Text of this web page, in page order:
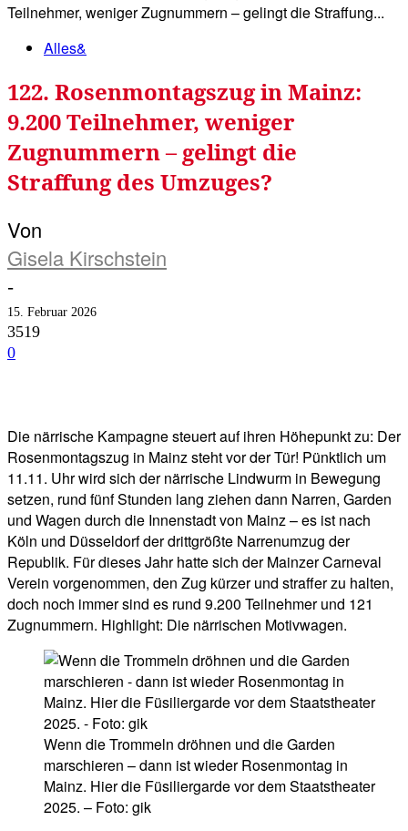
Teilnehmer, weniger Zugnummern – gelingt die Straffung...
Alles&
122. Rosenmontagszug in Mainz:
9.200 Teilnehmer, weniger
Zugnummern – gelingt die
Straffung des Umzuges?
Von
Gisela Kirschstein
-
15. Februar 2026
3519
0
Die närrische Kampagne steuert auf ihren Höhepunkt zu: Der
Rosenmontagszug in Mainz steht vor der Tür! Pünktlich um
11.11. Uhr wird sich der närrische Lindwurm in Bewegung
setzen, rund fünf Stunden lang ziehen dann Narren, Garden
und Wagen durch die Innenstadt von Mainz – es ist nach
Köln und Düsseldorf der drittgrößte Narrenumzug der
Republik. Für dieses Jahr hatte sich der Mainzer Carneval
Verein vorgenommen, den Zug kürzer und straffer zu halten,
doch noch immer sind es rund 9.200 Teilnehmer und 121
Zugnummern. Highlight: Die närrischen Motivwagen.
Wenn die Trommeln dröhnen und die Garden
marschieren – dann ist wieder Rosenmontag in
Mainz. Hier die Füsiliergarde vor dem Staatstheater
2025. – Foto: gik